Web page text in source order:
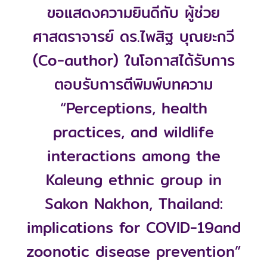
ขอแสดงความยินดีกับ ผู้ช่วย
ศาสตราจารย์ ดร.ไพสิฐ บุณยะกวี
(Co-author) ในโอกาสได้รับการ
ตอบรับการตีพิมพ์บทความ
“Perceptions, health
practices, and wildlife
interactions among the
Kaleung ethnic group in
Sakon Nakhon, Thailand:
implications for COVID-19and
zoonotic disease prevention”